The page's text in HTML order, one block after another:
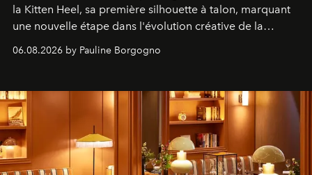
la Kitten Heel, sa première silhouette à talon, marquant
une nouvelle étape dans l'évolution créative de la
06.08.2026 by Pauline Borgogno